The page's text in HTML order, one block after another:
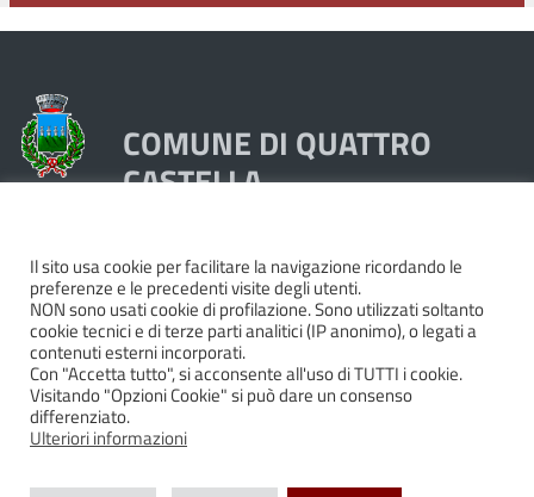
COMUNE DI QUATTRO
CASTELLA
Piazza Dante 1, 42020 Quattro Castella (RE)
Tel. 0522249211 - Fax 0522249298
Codice Fiscale e Partita Iva 00439250358
Pec:quattrocastella@cert.provincia.re.it
Codice IBAN IT74P0503466420000000044000
Codice BIC BAPPIT21479
Cookie policy|Privacy|Dichiarazione di accessibilità e
Il sito usa cookie per facilitare la navigazione ricordando le
preferenze e le precedenti visite degli utenti.
NON sono usati cookie di profilazione. Sono utilizzati soltanto
cookie tecnici e di terze parti analitici (IP anonimo), o legati a
contenuti esterni incorporati.
Con "Accetta tutto", si acconsente all'uso di TUTTI i cookie.
Visitando "Opzioni Cookie" si può dare un consenso
differenziato.
Ulteriori informazioni